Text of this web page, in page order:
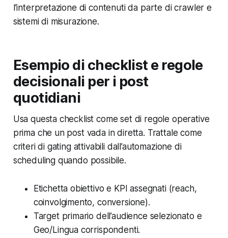
l’interpretazione di contenuti da parte di crawler e
sistemi di misurazione.
Esempio di checklist e regole
decisionali per i post
quotidiani
Usa questa checklist come set di regole operative
prima che un post vada in diretta. Trattale come
criteri di gating attivabili dall’automazione di
scheduling quando possibile.
Etichetta obiettivo e KPI assegnati (reach,
coinvolgimento, conversione).
Target primario dell’audience selezionato e
Geo/Lingua corrispondenti.